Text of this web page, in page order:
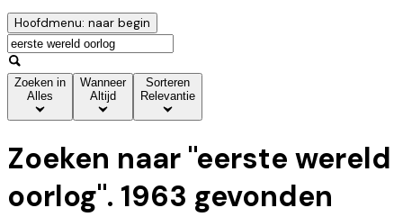
Hoofdmenu: naar begin
Zoeken in
Alles
Wanneer
Altijd
Sorteren
Relevantie
Zoeken naar "eerste wereld
oorlog". 1963 gevonden